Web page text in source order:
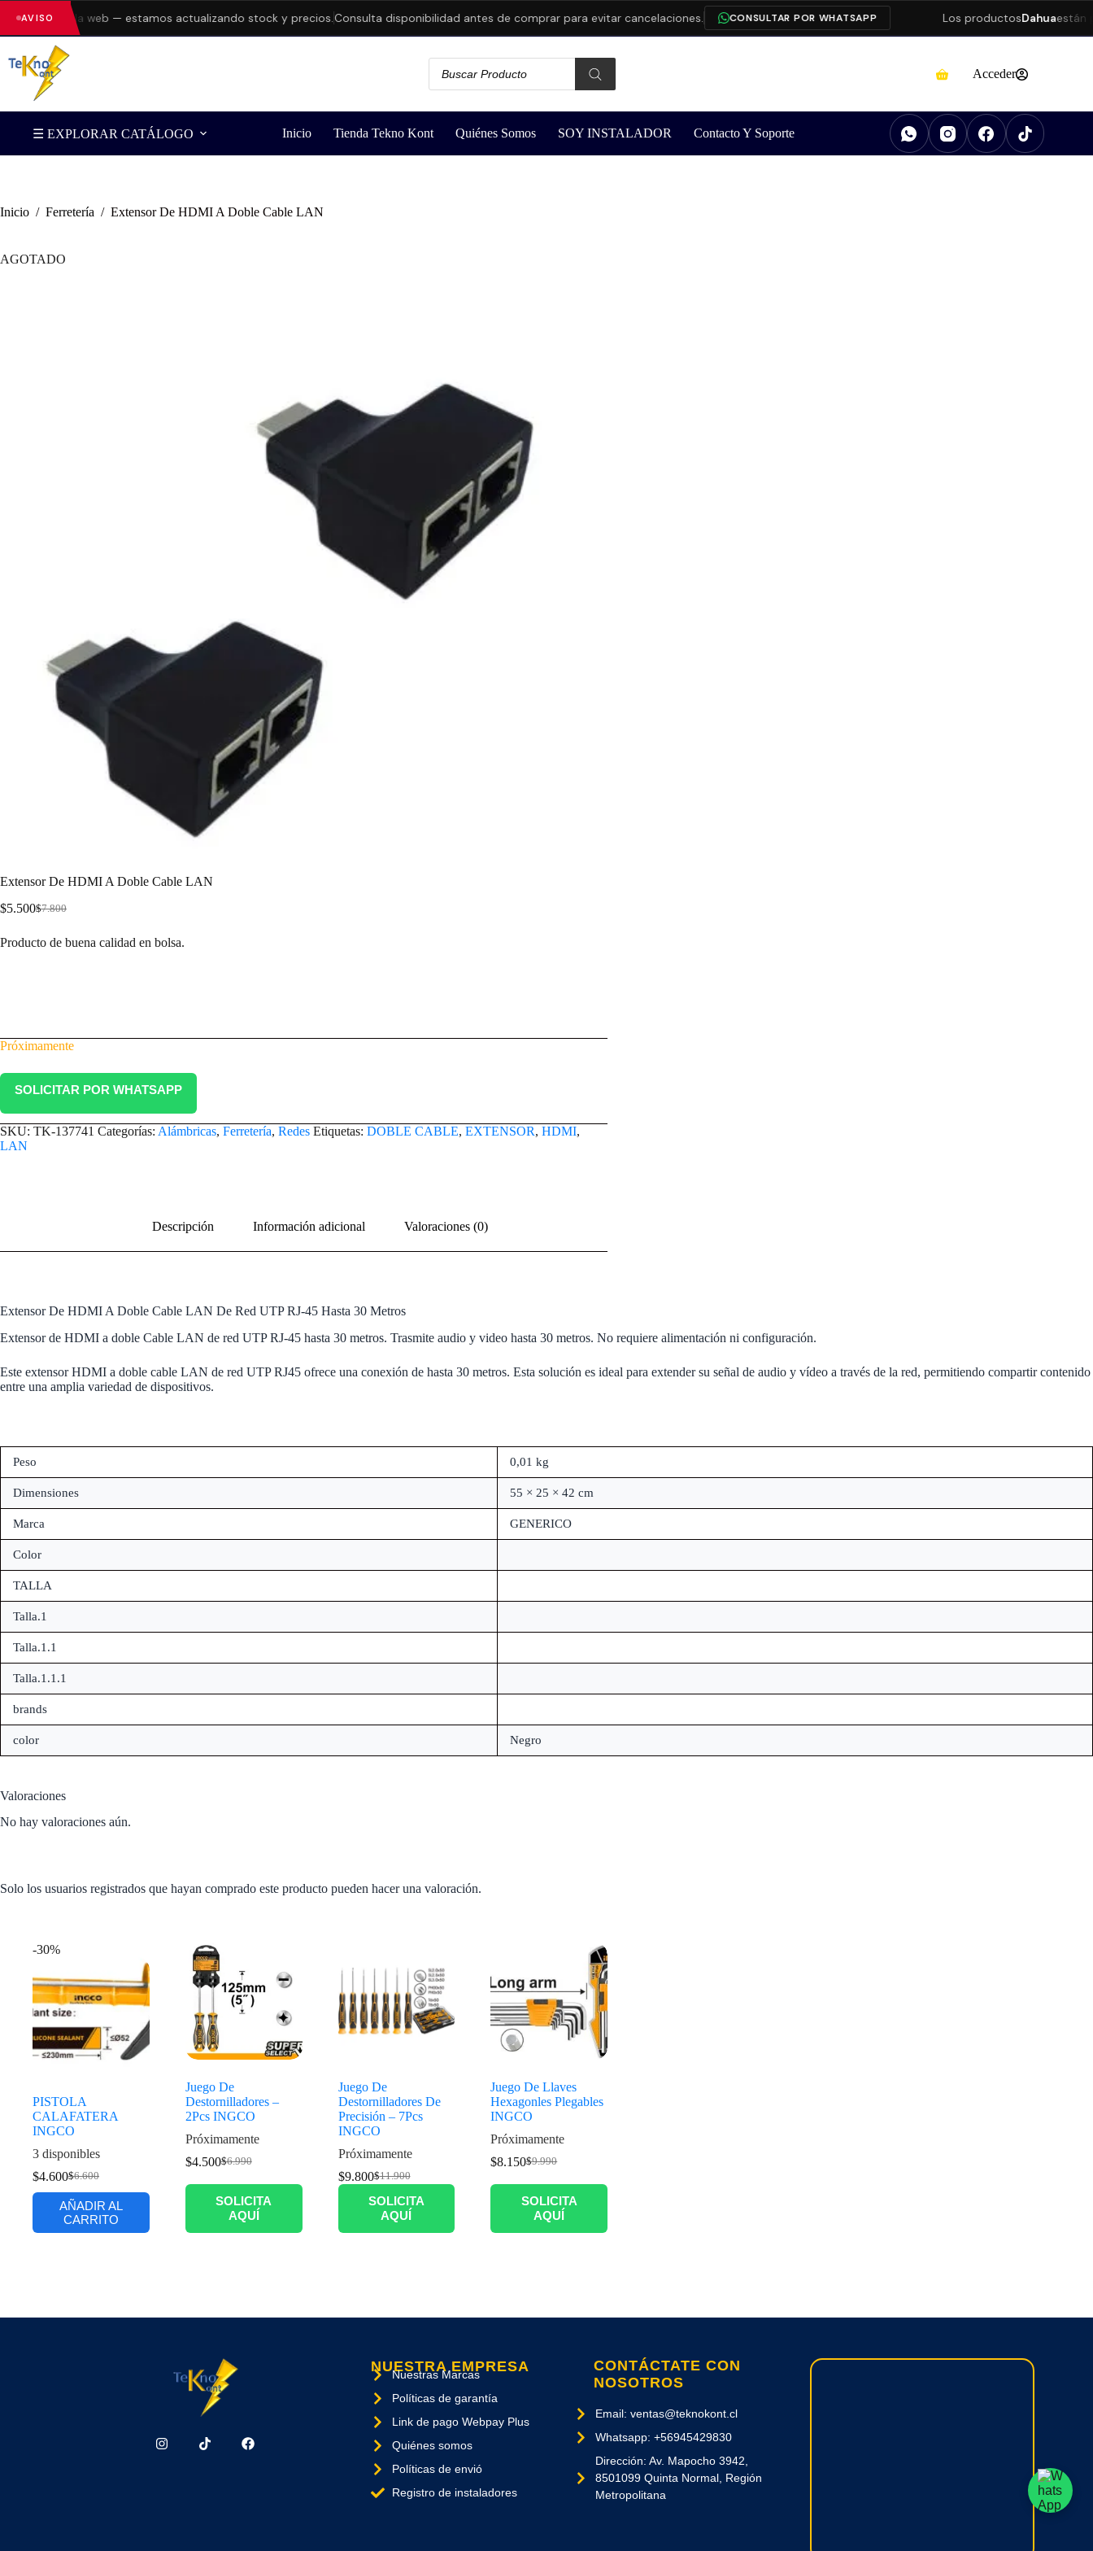
AVISOen la web — estamos actualizando stock y precios.Consulta disponibilidad antes de comprar para evitar cancelaciones. CONSULTAR POR WHATSAPP Los productosDahuaestán
Acceder
☰ EXPLORAR CATÁLOGO Inicio Tienda Tekno Kont Quiénes Somos SOY INSTALADOR Contacto Y Soporte
Inicio / Ferretería / Extensor De HDMI A Doble Cable LAN
AGOTADO
Extensor De HDMI A Doble Cable LAN
$7.800
$5.500
Producto de buena calidad en bolsa.
Próximamente
SOLICITAR POR WHATSAPP
SKU: TK-137741 Categorías: Alámbricas, Ferretería, Redes Etiquetas: DOBLE CABLE, EXTENSOR, HDMI,
LAN
Descripción Información adicional Valoraciones (0)
Extensor De HDMI A Doble Cable LAN De Red UTP RJ-45 Hasta 30 Metros
Extensor de HDMI a doble Cable LAN de red UTP RJ-45 hasta 30 metros. Trasmite audio y video hasta 30 metros. No requiere alimentación ni configuración.
Este extensor HDMI a doble cable LAN de red UTP RJ45 ofrece una conexión de hasta 30 metros. Esta solución es ideal para extender su señal de audio y vídeo a través de la red, permitiendo compartir contenido
entre una amplia variedad de dispositivos.
Peso 0,01 kg
Dimensiones 55 × 25 × 42 cm
Marca GENERICO
Color
TALLA
Talla.1
Talla.1.1
Talla.1.1.1
brands
color Negro
Valoraciones
No hay valoraciones aún.
Solo los usuarios registrados que hayan comprado este producto pueden hacer una valoración.
-30%
PISTOLA
CALAFATERA
INGCO
3 disponibles
$6.600
$4.600
AÑADIR AL
CARRITO
Juego De
Destornilladores –
2Pcs INGCO
Próximamente
$6.990
$4.500
SOLICITA
AQUÍ
Juego De
Destornilladores De
Precisión – 7Pcs
INGCO
Próximamente
$11.900
$9.800
SOLICITA
AQUÍ
Juego De Llaves
Hexagonles Plegables
INGCO
Próximamente
$9.990
$8.150
SOLICITA
AQUÍ
NUESTRA EMPRESA
Nuestras Marcas
Políticas de garantía
Link de pago Webpay Plus
Quiénes somos
Políticas de envió
Registro de instaladores
CONTÁCTATE CON
NOSOTROS
Email: ventas@teknokont.cl
Whatsapp: +56945429830
Dirección: Av. Mapocho 3942,
8501099 Quinta Normal, Región
Metropolitana